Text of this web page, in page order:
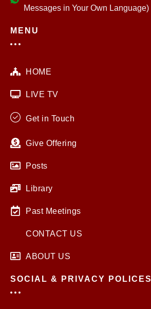
Messages in Your Own Language)
MENU
HOME
LIVE TV
Get in Touch
Give Offering
Posts
Library
Past Meetings
CONTACT US
ABOUT US
SOCIAL & PRIVACY POLICES